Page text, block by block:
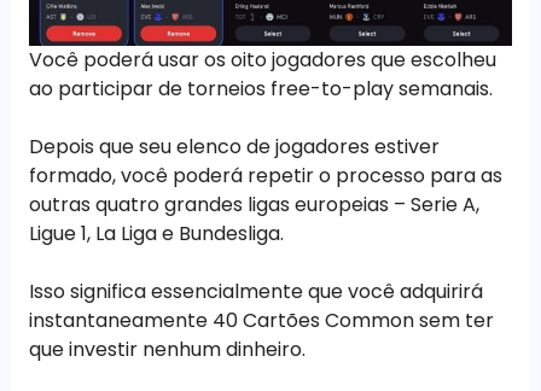
Você poderá usar os oito jogadores que escolheu
ao participar de torneios free-to-play semanais.
Depois que seu elenco de jogadores estiver
formado, você poderá repetir o processo para as
outras quatro grandes ligas europeias – Serie A,
Ligue 1, La Liga e Bundesliga.
Isso significa essencialmente que você adquirirá
instantaneamente 40 Cartões Common sem ter
que investir nenhum dinheiro.